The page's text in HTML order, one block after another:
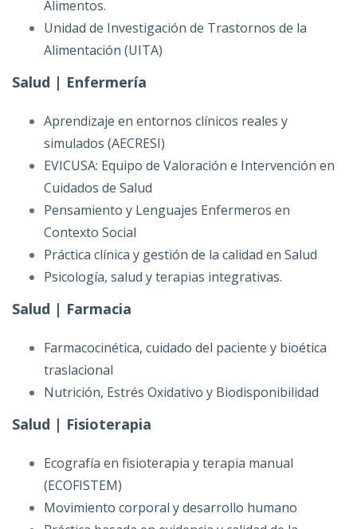
Alimentos.
Unidad de Investigación de Trastornos de la
Alimentación (UITA)
Salud | Enfermería
Aprendizaje en entornos clínicos reales y
simulados (AECRESI)
EVICUSA: Equipo de Valoración e Intervención en
Cuidados de Salud
Pensamiento y Lenguajes Enfermeros en
Contexto Social
Práctica clínica y gestión de la calidad en Salud
Psicología, salud y terapias integrativas.
Salud | Farmacia
Farmacocinética, cuidado del paciente y bioética
traslacional
Nutrición, Estrés Oxidativo y Biodisponibilidad
Salud | Fisioterapia
Ecografía en fisioterapia y terapia manual
(ECOFISTEM)
Movimiento corporal y desarrollo humano